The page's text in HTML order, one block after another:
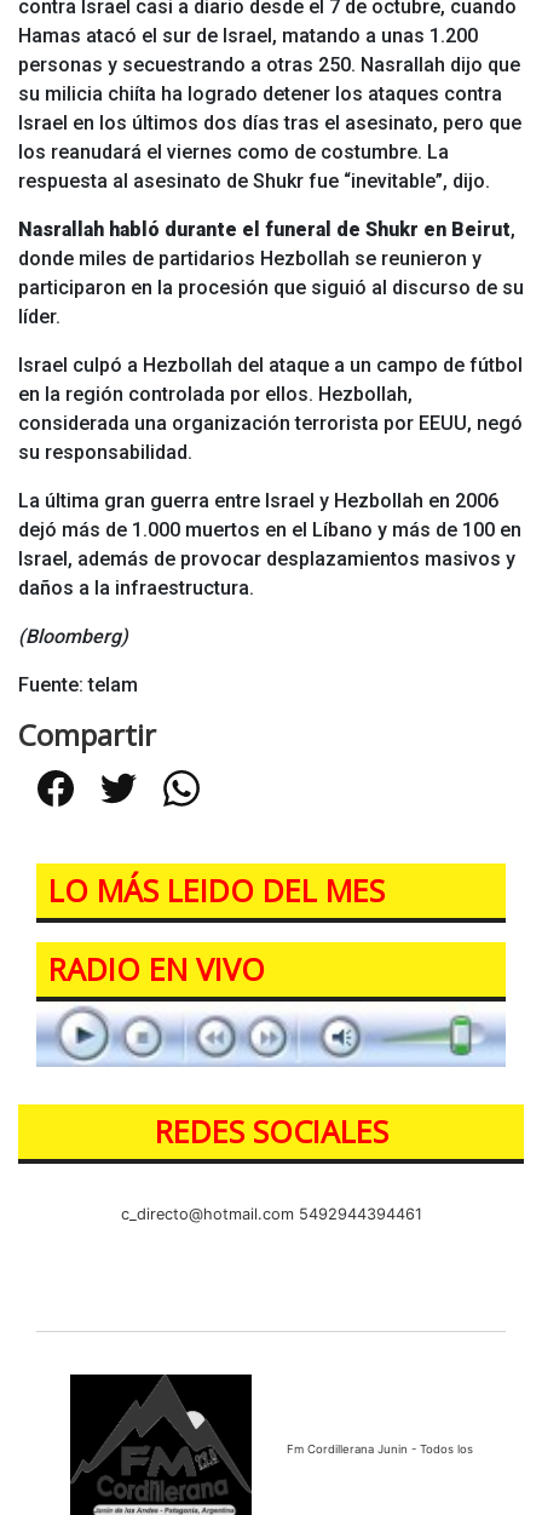
contra Israel casi a diario desde el 7 de octubre, cuando
Hamas atacó el sur de Israel, matando a unas 1.200
personas y secuestrando a otras 250. Nasrallah dijo que
su milicia chiíta ha logrado detener los ataques contra
Israel en los últimos dos días tras el asesinato, pero que
los reanudará el viernes como de costumbre. La
respuesta al asesinato de Shukr fue “inevitable”, dijo.
Nasrallah habló durante el funeral de Shukr en Beirut,
donde miles de partidarios Hezbollah se reunieron y
participaron en la procesión que siguió al discurso de su
líder.
Israel culpó a Hezbollah del ataque a un campo de fútbol
en la región controlada por ellos. Hezbollah,
considerada una organización terrorista por EEUU, negó
su responsabilidad.
La última gran guerra entre Israel y Hezbollah en 2006
dejó más de 1.000 muertos en el Líbano y más de 100 en
Israel, además de provocar desplazamientos masivos y
daños a la infraestructura.
(Bloomberg)
Fuente: telam
Compartir
FacebookTwitterWhatsApp
LO MÁS LEIDO DEL MES
RADIO EN VIVO
REDES SOCIALES
c_directo@hotmail.com5492944394461
Fm Cordillerana Junin - Todos los